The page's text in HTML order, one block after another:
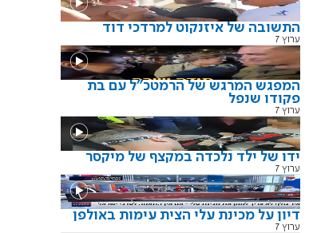
התשובה של איזנקוט למרדכי דוד
ערוץ 7
המפגש המרגש של הרמטכ"ל עם בת
פקודו שנפל
ערוץ 7
ידו של ילד נלכדה במקצף של מיקסר
ערוץ 7
דיון על מכינת עלי הצית עימות באולפן
ערוץ 7